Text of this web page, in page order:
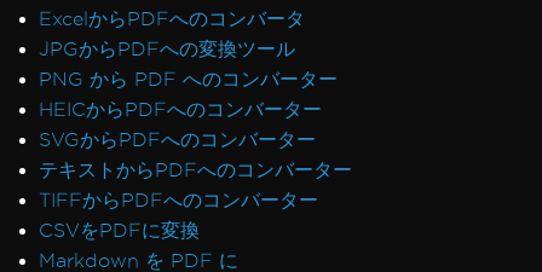
ExcelからPDFへのコンバータ
JPGからPDFへの変換ツール
PNG から PDF へのコンバーター
HEICからPDFへのコンバーター
SVGからPDFへのコンバーター
テキストからPDFへのコンバーター
TIFFからPDFへのコンバーター
CSVをPDFに変換
Markdown を PDF に